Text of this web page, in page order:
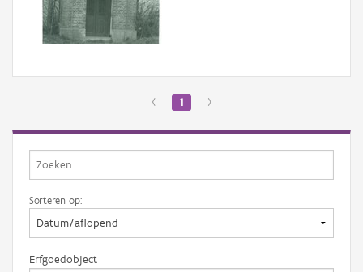
‹ 1 ›
Sorteren op:
Erfgoedobject